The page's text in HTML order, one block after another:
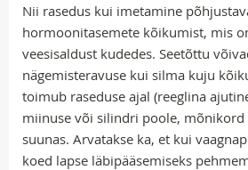
Nii rasedus kui imetamine
hormoonitasemete kõikumist, mis
veesisaldust kudedes. Seetõttu
nägemisteravuse kui silma kuju
toimub raseduse ajal (reeglina
miinuse või silindri poole, mõnikord
suunas. Arvatakse ka, et kui
koed lapse läbipääsemiseks